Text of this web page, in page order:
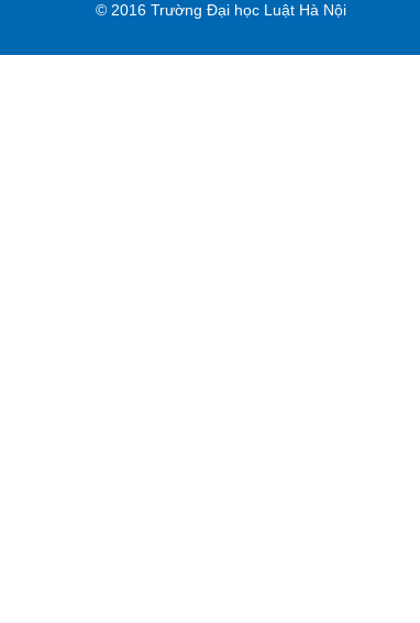
© 2016 Trường Đại học Luật Hà Nội